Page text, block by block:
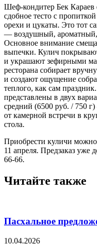
Шеф-кондитер Бек Караев
сдобное тесто с
орехи и цукаты. Это тот
— воздушный, ароматный,
Основное внимание
выпечки. Кулич
и украшают зефирными
ресторана собирает
и создают ощущение
теплого, как сам
представлены в двух
средний (6500 руб. / 750
от камерной встречи в
стола.
Приобрести куличи можно
11 апреля. Предзаказ уже
66-66.
Читайте также
Пасхальное
10.04.2026